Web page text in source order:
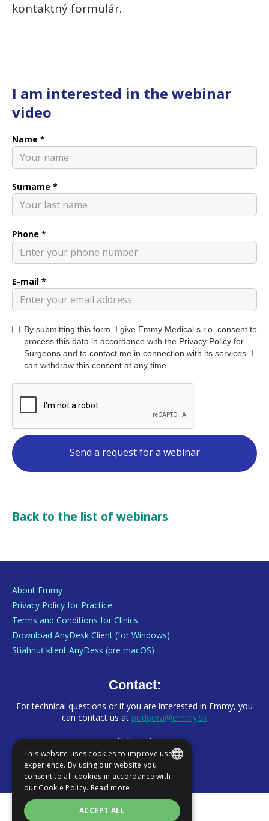
kontaktný formulár.‍
I am interested in the webinar
video
Name *
Surname *
Phone *
E-mail *
By submitting this form, I give Emmy Medical s.r.o. consent to
process this data in accordance with the Privacy Policy for
Surgeons and to contact me in connection with its services. I
can withdraw this consent at any time.
Back to the list of webinars
About Emmy
Privacy Policy for Practice
Terms and Conditions for Clinics
Download AnyDesk Client (for Windows)
Stiahnuť klient AnyDesk (pre macOS)
Contact:
For technical questions or if you are interested in Emmy, you
can contact us at podpora@emmy.sk
Call us at
+421 222 200 959
This website uses cookies to improve user
experience. By using our website you
consent to all cookies in accordance with
our Cookie Policy. Read more
ACCEPT ALL